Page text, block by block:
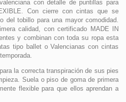
con detalle de puntillas para
Con cierre con cintas que se
del tobillo para una mayor comodidad.
calidad, con certificado MADE IN
y combinan con toda su ropa esta
tipo ballet o Valencianas con cintas
la correcta transpiración de sus pies
Suela o piso de goma de primera
flexible para que ellos aprendan a